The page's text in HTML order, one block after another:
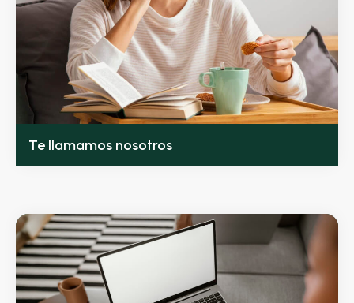
Te llamamos nosotros